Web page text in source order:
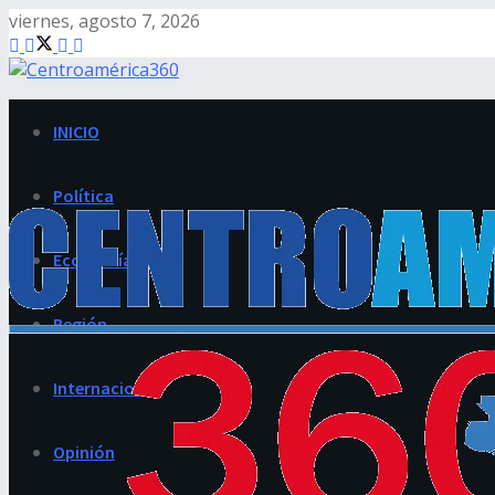
viernes, agosto 7, 2026
INICIO
Política
Economía
Región
Internacional
Opinión